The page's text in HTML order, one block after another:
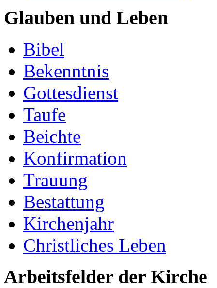
Glauben und Leben
Bibel
Bekenntnis
Gottesdienst
Taufe
Beichte
Konfirmation
Trauung
Bestattung
Kirchenjahr
Christliches Leben
Arbeitsfelder der Kirche